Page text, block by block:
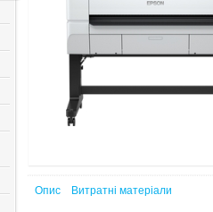
Опис Витратні матеріали